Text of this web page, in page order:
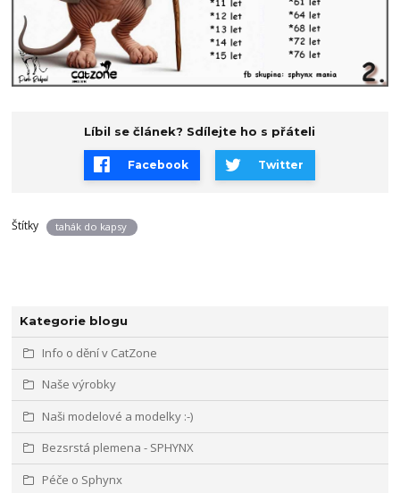
Kategorie blogu
Info o dění v CatZone
Naše výrobky
Naši modelové a modelky :-)
Bezsrstá plemena - SPHYNX
Péče o Sphynx
Líbil se článek? Sdílejte ho s přáteli
Facebook Twitter
Štítky tahák do kapsy